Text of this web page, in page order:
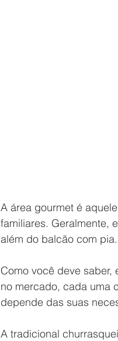
A área gourmet é
familiares. Geralmente,
além do balcão com
Como você deve saber,
no mercado, cada uma
depende das suas
A tradicional